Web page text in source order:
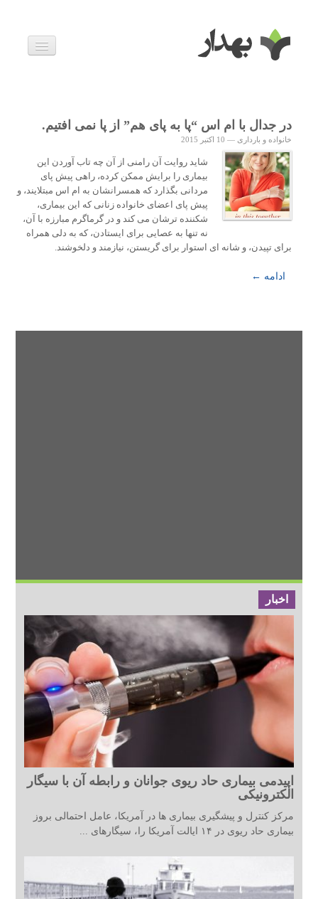
زندگی سالم
خانواده و بارداری
ویدئوها
درباره ما
در جدال با ام اس “پا به پای هم” از پا نمی افتیم.
خانواده و بارداری — 10 اکتبر 2015
شاید روایت آن رامنی از آن چه تاب آوردن این
بیماری را برایش ممکن کرده، راهی پیش پای
مردانی بگذارد که همسرانشان به ام اس مبتلایند، و
پیش پای اعضای خانواده زنانی که این بیماری،
شکننده ترشان می کند و در گرماگرم مبارزه با آن،
نه تنها به عصایی برای ایستادن، که به دلی همراه
برای تپیدن، و شانه ای استوار برای گریستن، نیازمند و دلخوشند.
ادامه ←
اخبار
اپیدمی بیماری حاد ریوی جوانان و رابطه آن با سیگار
الکترونیکی
مرکز کنترل و پیشگیری بیماری ها در آمریکا، عامل احتمالی بروز
بیماری حاد ریوی در ۱۴ ایالت آمریکا را، سیگارهای ...